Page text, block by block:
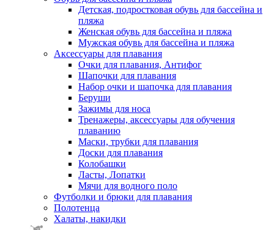
Детская, подростковая обувь для бассейна и
пляжа
Женская обувь для бассейна и пляжа
Мужская обувь для бассейна и пляжа
Аксессуары для плавания
Очки для плавания, Антифог
Шапочки для плавания
Набор очки и шапочка для плавания
Беруши
Зажимы для носа
Тренажеры, аксессуары для обучения
плаванию
Маски, трубки для плавания
Доски для плавания
Колобашки
Ласты, Лопатки
Мячи для водного поло
Футболки и брюки для плавания
Полотенца
Халаты, накидки